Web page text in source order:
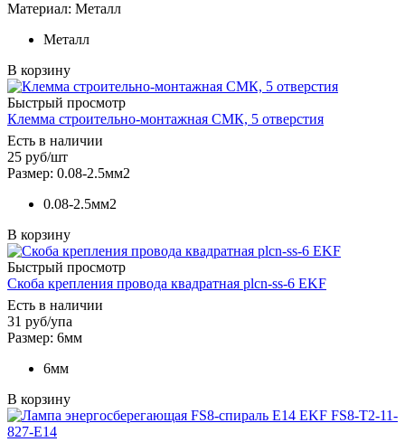
Материал: Металл
Металл
В корзину
Быстрый просмотр
Клемма строительно-монтажная СМК, 5 отверстия
Есть в наличии
25 руб/шт
Размер: 0.08-2.5мм2
0.08-2.5мм2
В корзину
Быстрый просмотр
Скоба крепления провода квадратная plcn-ss-6 EKF
Есть в наличии
31 руб/упа
Размер: 6мм
6мм
В корзину